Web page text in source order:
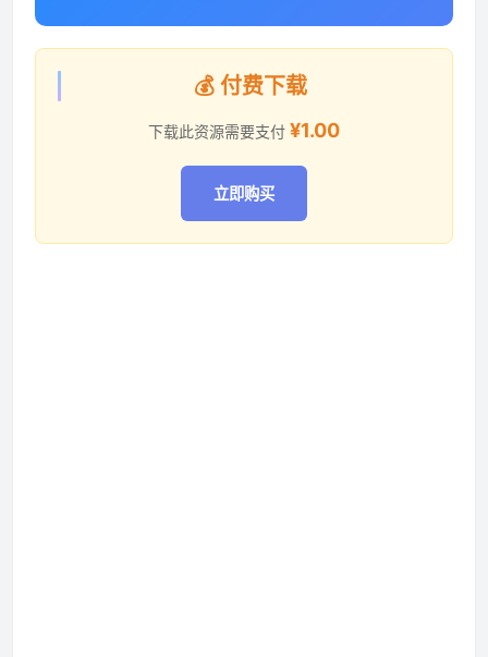
💰 付费下载
下载此资源需要支付 ¥1.00
立即购买